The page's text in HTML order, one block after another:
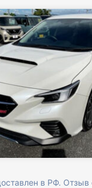
в РФ. Отзыв